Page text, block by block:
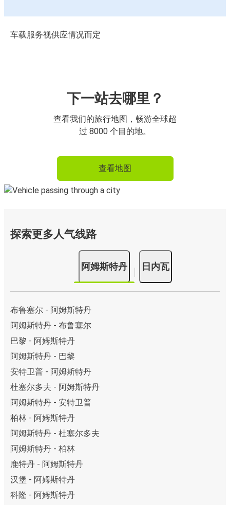
车载服务视供应情况而定
下一站去哪里？
查看我们的旅行地图，畅游全球超
过 8000 个目的地。
查看地图
探索更多人气线路
阿姆斯特丹 日内瓦
布鲁塞尔 - 阿姆斯特丹
阿姆斯特丹 - 布鲁塞尔
巴黎 - 阿姆斯特丹
阿姆斯特丹 - 巴黎
安特卫普 - 阿姆斯特丹
杜塞尔多夫 - 阿姆斯特丹
阿姆斯特丹 - 安特卫普
柏林 - 阿姆斯特丹
阿姆斯特丹 - 杜塞尔多夫
阿姆斯特丹 - 柏林
鹿特丹 - 阿姆斯特丹
汉堡 - 阿姆斯特丹
科隆 - 阿姆斯特丹